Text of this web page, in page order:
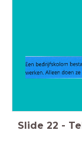
Slide 22 -